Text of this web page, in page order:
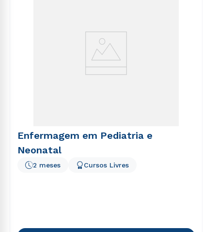
Enfermagem em Pediatria e
Neonatal
2 meses Cursos Livres